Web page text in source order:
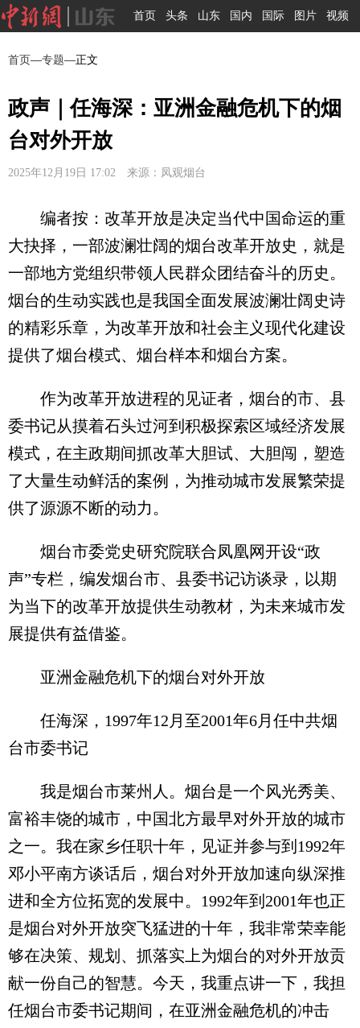
首页 头条 山东 国内 国际 图片 视频
首页—专题—正文
政声｜任海深：亚洲金融危机下的烟
台对外开放
2025年12月19日 17:02 来源：凤观烟台
编者按：改革开放是决定当代中国命运的重
大抉择，一部波澜壮阔的烟台改革开放史，就是
一部地方党组织带领人民群众团结奋斗的历史。
烟台的生动实践也是我国全面发展波澜壮阔史诗
的精彩乐章，为改革开放和社会主义现代化建设
提供了烟台模式、烟台样本和烟台方案。
作为改革开放进程的见证者，烟台的市、县
委书记从摸着石头过河到积极探索区域经济发展
模式，在主政期间抓改革大胆试、大胆闯，塑造
了大量生动鲜活的案例，为推动城市发展繁荣提
供了源源不断的动力。
烟台市委党史研究院联合凤凰网开设“政
声”专栏，编发烟台市、县委书记访谈录，以期
为当下的改革开放提供生动教材，为未来城市发
展提供有益借鉴。
亚洲金融危机下的烟台对外开放
任海深，1997年12月至2001年6月任中共烟
台市委书记
我是烟台市莱州人。烟台是一个风光秀美、
富裕丰饶的城市，中国北方最早对外开放的城市
之一。我在家乡任职十年，见证并参与到1992年
邓小平南方谈话后，烟台对外开放加速向纵深推
进和全方位拓宽的发展中。1992年到2001年也正
是烟台对外开放突飞猛进的十年，我非常荣幸能
够在决策、规划、抓落实上为烟台的对外开放贡
献一份自己的智慧。今天，我重点讲一下，我担
任烟台市委书记期间，在亚洲金融危机的冲击